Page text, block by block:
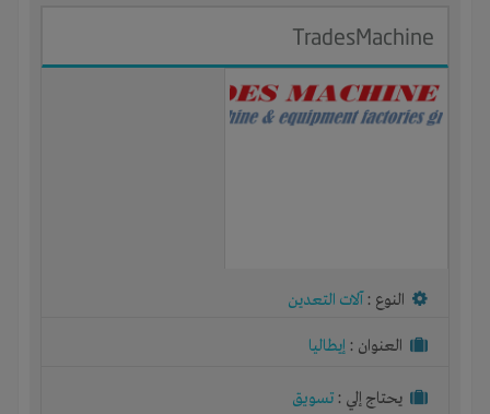
TradesMachine
النوع : آلات التعدين
العنوان : إيطاليا
يحتاج إلي : تسويق